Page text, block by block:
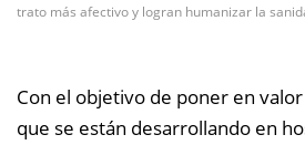
trato más afectivo y logran humanizar la
Con el objetivo de poner en
que se están desarrollando en